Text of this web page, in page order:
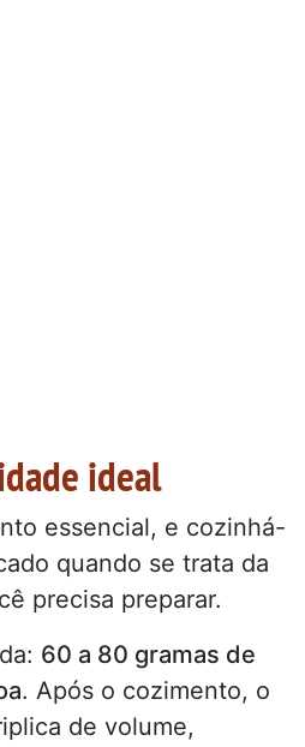
ideal
essencial, e cozinhá-
quando se trata da
precisa preparar.
60 a 80 gramas de
. Após o cozimento, o
de volume,